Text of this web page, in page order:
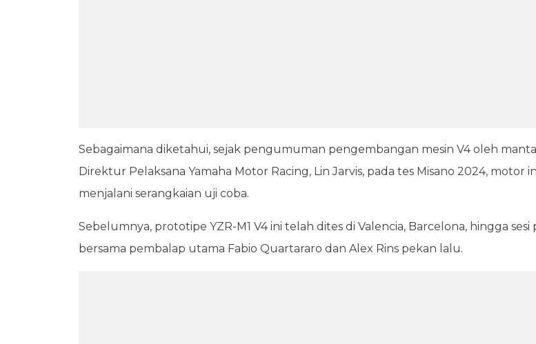
Sebagaimana diketahui, sejak pengumuman pengembangan mesin V4 oleh
Direktur Pelaksana Yamaha Motor Racing, Lin Jarvis, pada tes Misano 2024, motor
menjalani serangkaian uji coba.
Sebelumnya, prototipe YZR-M1 V4 ini telah dites di Valencia, Barcelona, hingga sesi
bersama pembalap utama Fabio Quartararo dan Alex Rins pekan lalu.